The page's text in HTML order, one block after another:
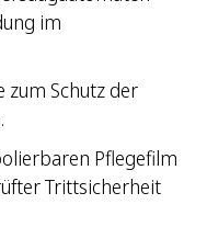
im
zum Schutz der
Pflegefilm
Trittsicherheit